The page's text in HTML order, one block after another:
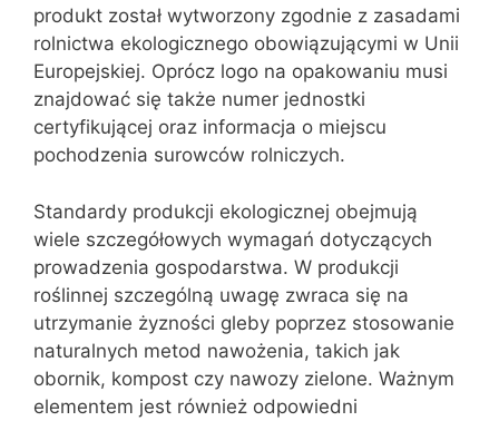
produkt został wytworzony zgodnie z zasadami
rolnictwa ekologicznego obowiązującymi w Unii
Europejskiej. Oprócz logo na opakowaniu musi
znajdować się także numer jednostki
certyfikującej oraz informacja o miejscu
pochodzenia surowców rolniczych.
Standardy produkcji ekologicznej obejmują
wiele szczegółowych wymagań dotyczących
prowadzenia gospodarstwa. W produkcji
roślinnej szczególną uwagę zwraca się na
utrzymanie żyzności gleby poprzez stosowanie
naturalnych metod nawożenia, takich jak
obornik, kompost czy nawozy zielone. Ważnym
elementem jest również odpowiedni